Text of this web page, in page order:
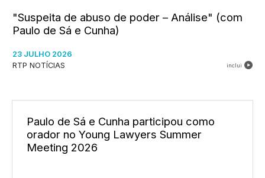
"Suspeita de abuso de poder – Análise" (com
Paulo de Sá e Cunha)
23 JULHO 2026
RTP NOTÍCIAS
inclui
Paulo de Sá e Cunha participou como
orador no Young Lawyers Summer
Meeting 2026